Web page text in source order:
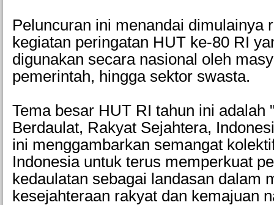
Peluncuran ini menandai dimulainya
kegiatan peringatan HUT ke-80 RI
digunakan secara nasional oleh
pemerintah, hingga sektor swasta.
Tema besar HUT RI tahun ini adalah
Berdaulat, Rakyat Sejahtera,
ini menggambarkan semangat
Indonesia untuk terus memperkuat
kedaulatan sebagai landasan dalam
kesejahteraan rakyat dan kemajuan